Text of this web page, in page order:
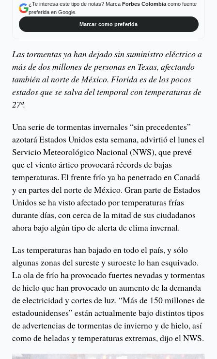
¿Te interesa este tipo de notas? Marca Forbes Colombiacomo fuente
preferida en Google.
Marcar como preferida
Las tormentas ya han dejado sin suministro eléctrico a
más de dos millones de personas en Texas, afectando
también al norte de México. Florida es de los pocos
estados que se salva del temporal con temperaturas de
27º.
Una serie de tormentas invernales “sin precedentes”
azotará Estados Unidos esta semana, advirtió el lunes el
Servicio Meteorológico Nacional (NWS), que prevé
que el viento ártico provocará récords de bajas
temperaturas. El frente frío ya ha penetrado en Canadá
y en partes del norte de México. Gran parte de Estados
Unidos se ha visto afectado por temperaturas frías
durante días, con cerca de la mitad de sus ciudadanos
ahora bajo algún tipo de alerta de clima invernal.
Las temperaturas han bajado en todo el país, y sólo
algunas zonas del sureste y suroeste lo han esquivado.
La ola de frío ha provocado fuertes nevadas y tormentas
de hielo que han provocado un aumento de la demanda
de electricidad y cortes de luz. “Más de 150 millones de
estadounidenses” están actualmente bajo distintos tipos
de advertencias de tormentas de invierno y de hielo, así
como de heladas y temperaturas extremas, dijo el NWS.